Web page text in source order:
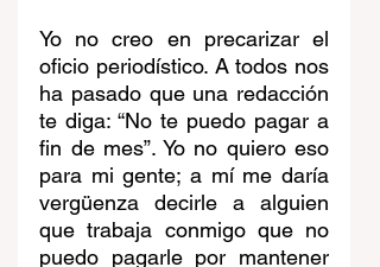
Yo no creo en precarizar el
oficio periodístico. A todos nos
ha pasado que una redacción
te diga: “No te puedo pagar a
fin de mes”. Yo no quiero eso
para mi gente; a mí me daría
vergüenza decirle a alguien
que trabaja conmigo que no
puedo pagarle por mantener